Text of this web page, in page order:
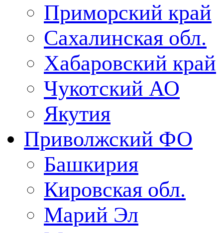
Приморский край
Сахалинская обл.
Хабаровский край
Чукотский АО
Якутия
Приволжский ФО
Башкирия
Кировская обл.
Марий Эл